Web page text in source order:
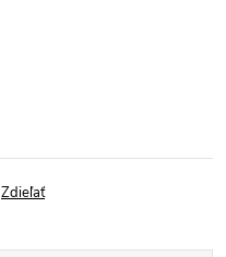
Zdieľať